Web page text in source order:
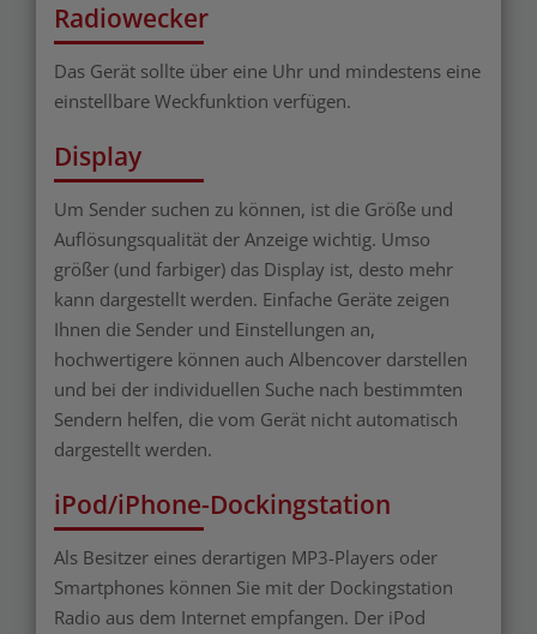
Radiowecker
Das Gerät sollte über eine Uhr und mindestens eine
einstellbare Weckfunktion verfügen.
Display
Um Sender suchen zu können, ist die Größe und
Auflösungsqualität der Anzeige wichtig. Umso
größer (und farbiger) das Display ist, desto mehr
kann dargestellt werden. Einfache Geräte zeigen
Ihnen die Sender und Einstellungen an,
hochwertigere können auch Albencover darstellen
und bei der individuellen Suche nach bestimmten
Sendern helfen, die vom Gerät nicht automatisch
dargestellt werden.
iPod/iPhone-Dockingstation
Als Besitzer eines derartigen MP3-Players oder
Smartphones können Sie mit der Dockingstation
Radio aus dem Internet empfangen. Der iPod